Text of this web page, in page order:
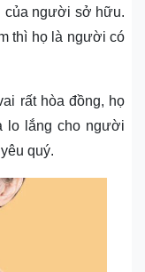
của người sở hữu.
thì họ là người có
rất hòa đồng, họ
lo lắng cho người
quý.